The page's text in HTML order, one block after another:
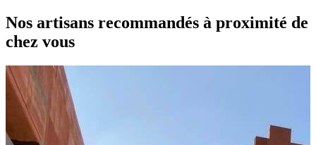
Nos artisans recommandés à proximité de
chez vous